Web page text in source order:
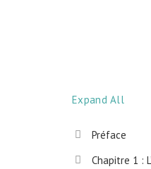
Expand All
Préface
Chapitre 1 :